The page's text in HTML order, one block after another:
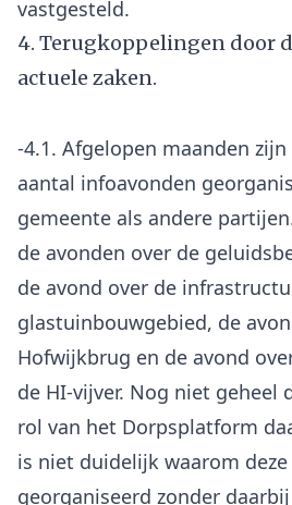
4. Terugkoppelingen door
actuele zaken.
-4.1. Afgelopen maanden
aantal infoavonden
gemeente als andere
de avonden over de
de avond over de
glastuinbouwgebied, de
Hofwijkbrug en de avond
de HI-vijver. Nog niet geheel
rol van het Dorpsplatform
is niet duidelijk waarom
georganiseerd zonder